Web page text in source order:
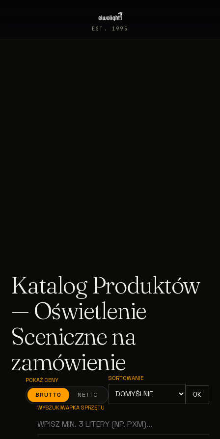
EST. 1995
Katalog Produktów
— Oświetlenie
Sceniczne na
zamówienie
POKAŻ CENY
BRUTTO NETTO
SORTOWANIE
OK
WYSZUKIWARKA SPRZĘTU